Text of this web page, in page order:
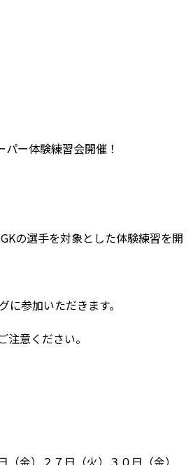
ー体験練習会開催！
の選手を対象とした体験練習を開
に参加いただきます。
意ください。